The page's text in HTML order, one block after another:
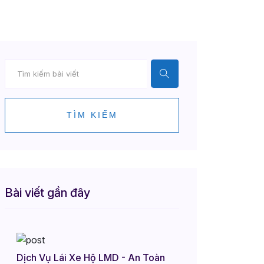
TÌM KIẾM
Bài viết gần đây
Dịch Vụ Lái Xe Hộ LMD - An Toàn